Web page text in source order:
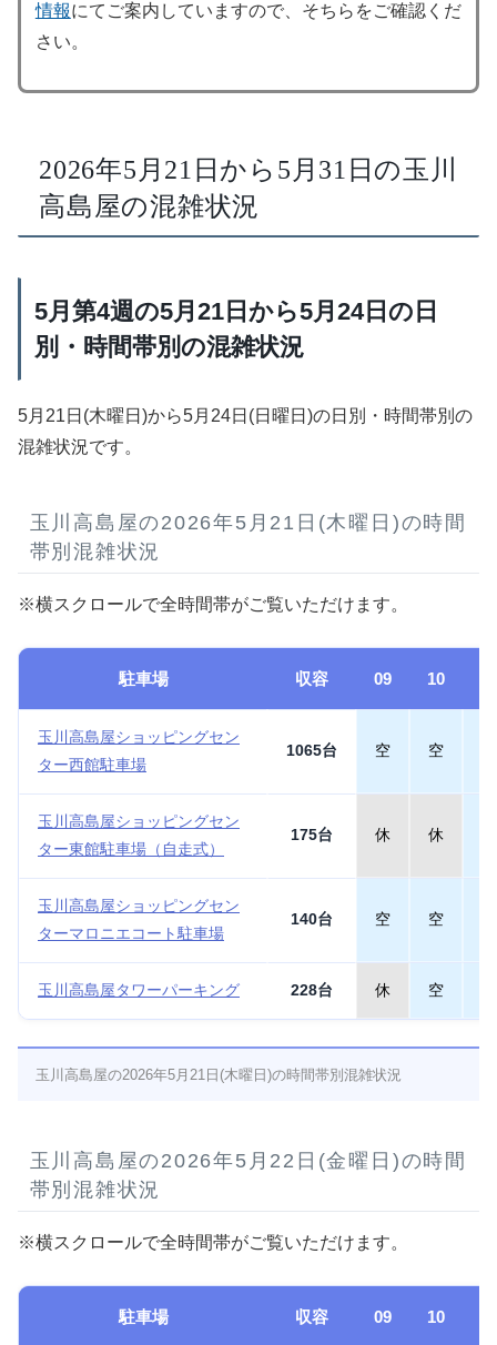
情報にてご案内していますので、そちらをご確認くだ
さい。
2026年5月21日から5月31日の玉川
高島屋の混雑状況
5月第4週の5月21日から5月24日の日
別・時間帯別の混雑状況
5月21日(木曜日)から5月24日(日曜日)の日別・時間帯別の
混雑状況です。
玉川高島屋の2026年5月21日(木曜日)の時間
帯別混雑状況
※横スクロールで全時間帯がご覧いただけます。
駐車場 収容 09 10
玉川高島屋ショッピングセン
ター西館駐車場
1065台 空 空
玉川高島屋ショッピングセン
ター東館駐車場（自走式）
175台 休 休
玉川高島屋ショッピングセン
ターマロニエコート駐車場
140台 空 空
玉川高島屋タワーパーキング 228台 休 空
玉川高島屋の2026年5月21日(木曜日)の時間帯別混雑状況
玉川高島屋の2026年5月22日(金曜日)の時間
帯別混雑状況
※横スクロールで全時間帯がご覧いただけます。
駐車場 収容 09 10